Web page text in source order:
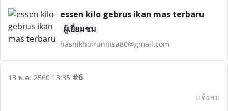
essen kilo gebrus ikan mas terbaru
ผู้เยี่ยมชม
hasnikhoirunnisa80@gmail.com
13 พ.ค. 2560 13:35 #6
แจ้งลบ